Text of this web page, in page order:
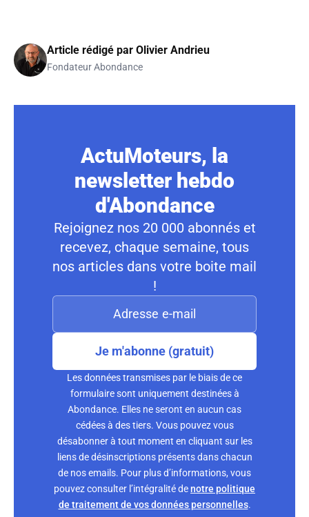
Article rédigé par Olivier Andrieu
Fondateur Abondance
ActuMoteurs, la
newsletter hebdo
d'Abondance
Rejoignez nos 20 000 abonnés et
recevez, chaque semaine, tous
nos articles dans votre boite mail
!
Je m'abonne (gratuit)
Les données transmises par le biais de ce
formulaire sont uniquement destinées à
Abondance. Elles ne seront en aucun cas
cédées à des tiers. Vous pouvez vous
désabonner à tout moment en cliquant sur les
liens de désinscriptions présents dans chacun
de nos emails. Pour plus d’informations, vous
pouvez consulter l’intégralité denotre politique
de traitement de vos données personnelles.